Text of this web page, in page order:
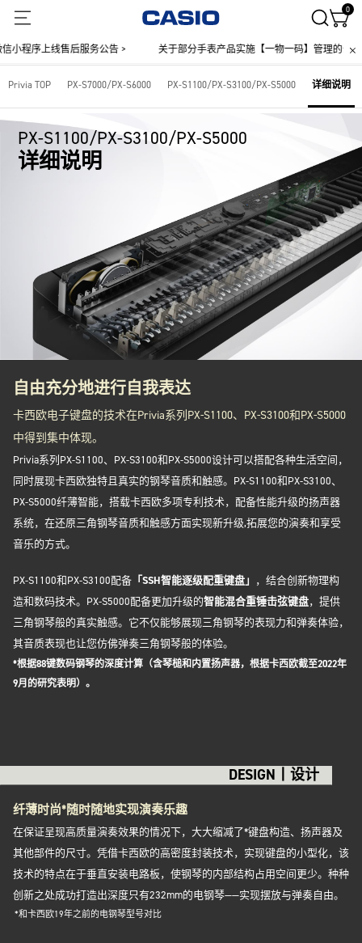
0
线售后服务公告 > 关于部分手表产品实施【一物一码】管理的公告 >
Privia TOP PX-S7000/PX-S6000 PX-S1100/PX-S3100/PX-S5000 详细说明
PX-S1100/PX-S3100/PX-S5000
详细说明
自由充分地进行自我表达
卡西欧电子键盘的技术在Privia系列PX-S1100、PX-S3100和PX-S5000
中得到集中体现。
Privia系列PX-S1100、PX-S3100和PX-S5000设计可以搭配各种生活空间，
同时展现卡西欧独特且真实的钢琴音质和触感。PX-S1100和PX-S3100、
PX-S5000纤薄智能，搭载卡西欧多项专利技术，配备性能升级的扬声器
系统，在还原三角钢琴音质和触感方面实现新升级,拓展您的演奏和享受
音乐的方式。
PX-S1100和PX-S3100配备 「SSH智能逐级配重键盘」 ，结合创新物理构
造和数码技术。PX-S5000配备更加升级的智能混合重锤击弦键盘，提供
三角钢琴般的真实触感。它不仅能够展现三角钢琴的表现力和弹奏体验，
其音质表现也让您仿佛弹奏三角钢琴般的体验。
*根据88键数码钢琴的深度计算（含琴槌和内置扬声器，根据卡西欧截至2022年
9月的研究表明）。
DESIGN丨设计
纤薄时尚*随时随地实现演奏乐趣
在保证呈现高质量演奏效果的情况下，大大缩减了*键盘构造、扬声器及
其他部件的尺寸。凭借卡西欧的高密度封装技术，实现键盘的小型化，该
技术的特点在于垂直安装电路板，使钢琴的内部结构占用空间更少。种种
创新之处成功打造出深度只有232mm的电钢琴——实现摆放与弹奏自由。
*和卡西欧19年之前的电钢琴型号对比